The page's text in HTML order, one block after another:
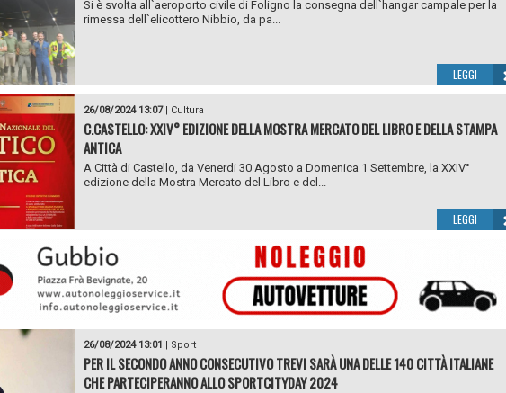
Si è svolta all`aeroporto civile di Foligno la consegna dell`hangar campale per la
rimessa dell`elicottero Nibbio, da pa...
LEGGI
26/08/2024 13:07| Cultura
C.CASTELLO: XXIV° EDIZIONE DELLA MOSTRA MERCATO DEL LIBRO E DELLA STAMPA
ANTICA
A Città di Castello, da Venerdi 30 Agosto a Domenica 1 Settembre, la XXIV°
edizione della Mostra Mercato del Libro e del...
LEGGI
26/08/2024 13:01 | Sport
PER IL SECONDO ANNO CONSECUTIVO TREVI SARÀ UNA DELLE 140 CITTÀ ITALIANE
CHE PARTECIPERANNO ALLO SPORTCITYDAY 2024